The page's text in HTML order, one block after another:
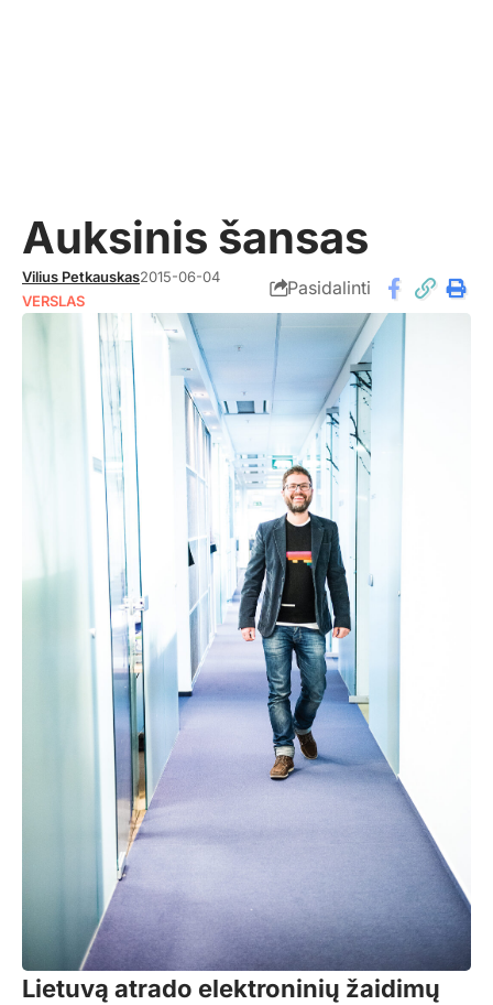
Auksinis šansas
Vilius Petkauskas2015-06-04
VERSLAS
Pasidalinti
Lietuvą atrado elektroninių žaidimų